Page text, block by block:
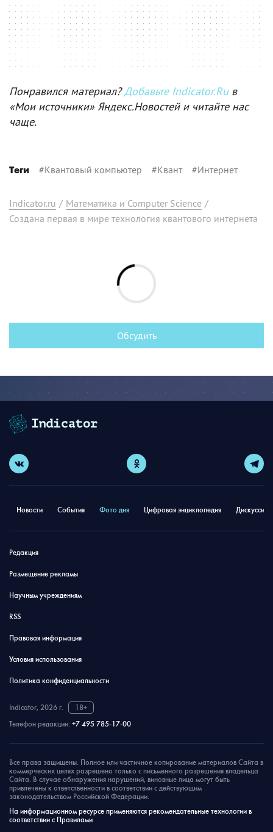
Понравился материал?Добавьте Indicator.Ruв
«Мои источники» Яндекс.Новостей и читайте нас
чаще.
Теги #Квантовый компьютер #Квант#Интернет
Indicator.ru / Математика и Computer Science /
Создана первая в мире технология квантового интернета
Обсудить
Новости События Фото дня Цифровая энциклопедия
Редакция
Размещение рекламы
Научным учреждениям
RSS
Правовая информация
Условия использования
Политика конфиденциальности
Indicator, 2026 г.
18+
Телефон редакции: +7 495 785-17-00
Все права защищены. Полное или частичное копирование материалов Сайта в
коммерческих целях разрешено только с письменного разрешения владельца
Сайта. В случае обнаружения нарушений, виновные лица могут быть
привлечены к ответственности в соответствии с действующим
законодательством Российской Федерации.
На информационном ресурсе применяются рекомендательные технологии в
соответствии с Правилами